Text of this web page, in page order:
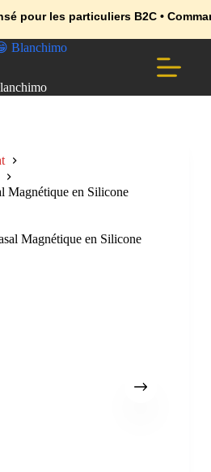
particuliers B2C • Commande
👉 Passez en Espace Pro B2B 📦
🚀 Rejoignez l’Espace Pro
Magnétique en Silicone